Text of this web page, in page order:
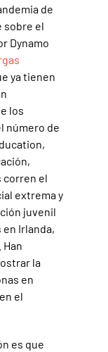
de
sobre el
Dynamo
ya tienen
los
número de
corren el
extrema y
juvenil
Irlanda,
Han
la
en
el
es que